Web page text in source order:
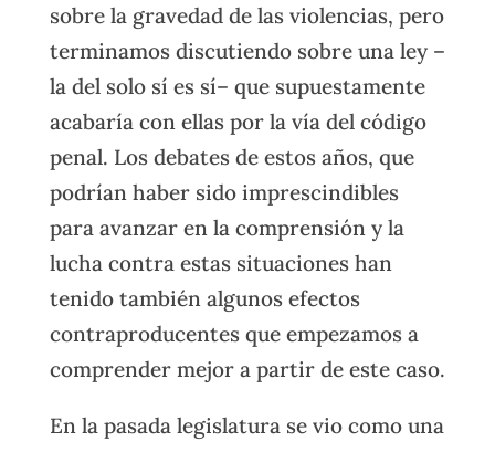
sobre la gravedad de las violencias, pero
terminamos discutiendo sobre una ley –
la del solo sí es sí– que supuestamente
acabaría con ellas por la vía del código
penal. Los debates de estos años, que
podrían haber sido imprescindibles
para avanzar en la comprensión y la
lucha contra estas situaciones han
tenido también algunos efectos
contraproducentes que empezamos a
comprender mejor a partir de este caso.
En la pasada legislatura se vio como una